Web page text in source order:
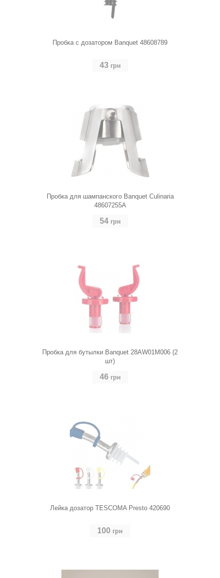
Пробка с дозатором Banquet 48608789
43 грн
Пробка для шампанского Banquet Culinaria
48607255A
54 грн
Пробка для бутылки Banquet 28AW01M006 (2
шт)
46 грн
Лейка дозатор TESCOMA Presto 420690
100 грн